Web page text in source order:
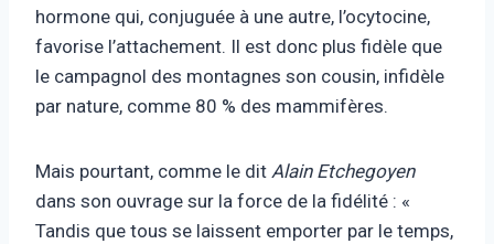
hormone qui, conjuguée à une autre, l’ocytocine,
favorise l’attachement. Il est donc plus fidèle que
le campagnol des montagnes son cousin, infidèle
par nature, comme 80 % des mammifères.
Mais pourtant, comme le dit Alain Etchegoyen
dans son ouvrage sur la force de la fidélité : «
Tandis que tous se laissent emporter par le temps,